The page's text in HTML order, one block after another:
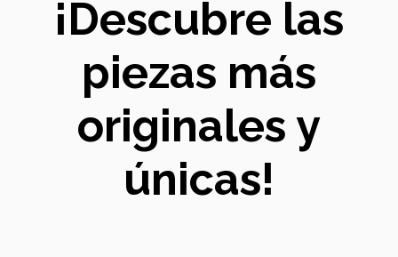
¡Descubre las
piezas más
originales y
únicas!